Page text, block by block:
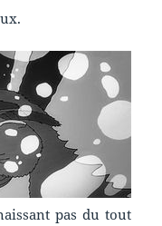
pas du tout